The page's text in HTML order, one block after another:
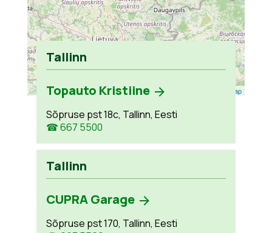
Leaflet OpenStreetMap
Tallinn
Topauto Kristiine
Sõpruse pst 18c, Tallinn, Eesti
☎ 667 5500
Tallinn
CUPRA Garage
Sõpruse pst 170, Tallinn, Eesti